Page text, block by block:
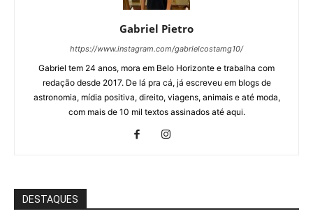
Gabriel Pietro
https://www.instagram.com/gabrielcostamg10/
Gabriel tem 24 anos, mora em Belo Horizonte e trabalha com
redação desde 2017. De lá pra cá, já escreveu em blogs de
astronomia, mídia positiva, direito, viagens, animais e até moda,
com mais de 10 mil textos assinados até aqui.
DESTAQUES